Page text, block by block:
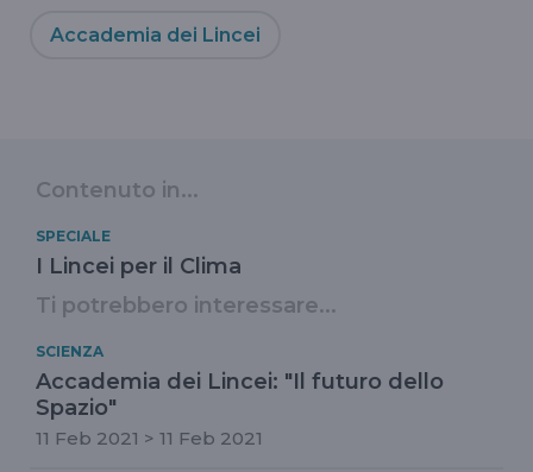
Accademia dei Lincei
Contenuto in...
SPECIALE
I Lincei per il Clima
Ti potrebbero interessare...
SCIENZA
Accademia dei Lincei: "Il futuro dello
Spazio"
11 Feb 2021 > 11 Feb 2021